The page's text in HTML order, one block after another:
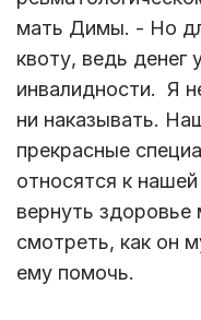
мать Димы. - Но
квоту, ведь денег
инвалидности. Я
ни наказывать.
прекрасные
относятся к
вернуть
смотреть, как он
ему помочь.